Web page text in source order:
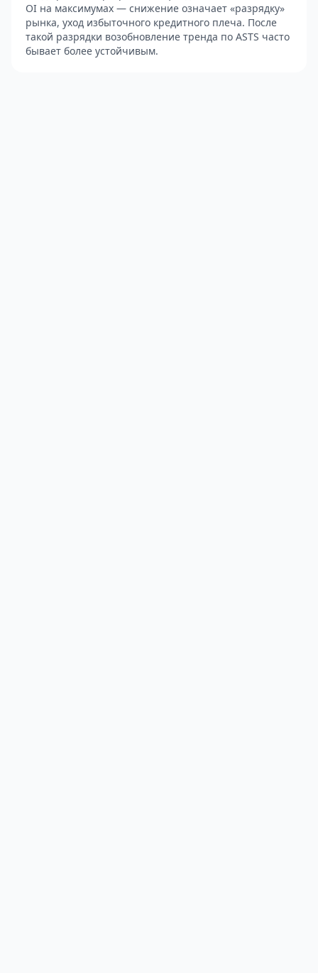
OI на максимумах — снижение означает «разрядку»
рынка, уход избыточного кредитного плеча. После
такой разрядки возобновление тренда по ASTS часто
бывает более устойчивым.